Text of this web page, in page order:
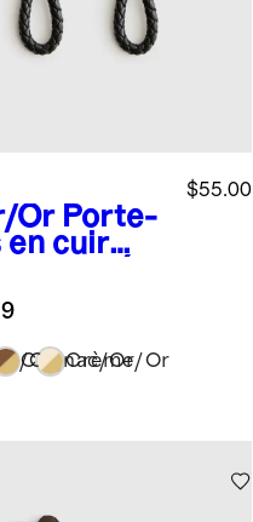
Or Porte-
en cuir
de
$55.00
Or
Cognac/Or
Crème/Or